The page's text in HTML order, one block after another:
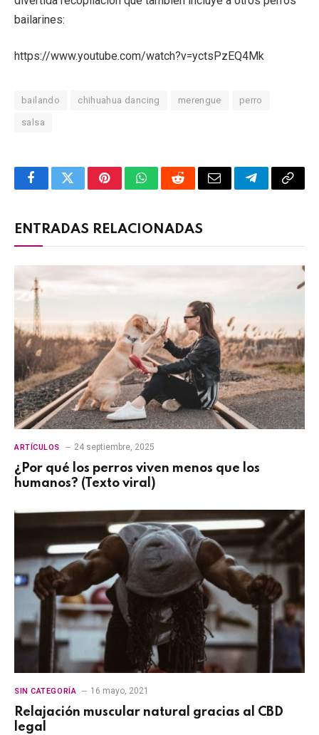
bailarines:
https://www.youtube.com/watch?v=yctsPzEQ4Mk
bailando chihuahua dancing merengue perro
salsa
FacebookTwitterPinterestWhatsAppRedditEmail TelegramCopy
ENTRADAS RELACIONADAS
ARTÍCULOS 24 septiembre, 2025
¿Por qué los perros viven menos que los
humanos? (Texto viral)
SIN CATEGORÍA 16 mayo, 2021
Relajación muscular natural gracias al CBD
legal